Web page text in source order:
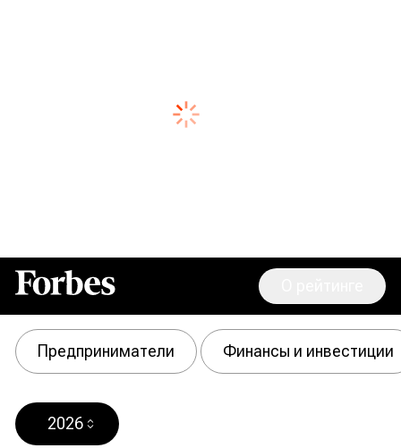
Предприниматели Финансы и инвестиции
2026